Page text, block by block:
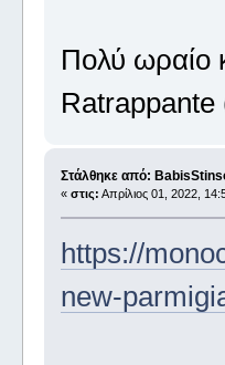
Πολύ ωραίο
Στάλθηκε από:
« στις: Απρίλιος 01, 2022,
https://
new-